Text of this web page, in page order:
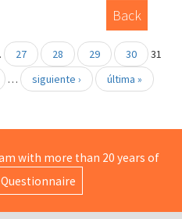
Back
27 28 29 30
31
… siguiente › última »
with more than 20 years of
Questionnaire